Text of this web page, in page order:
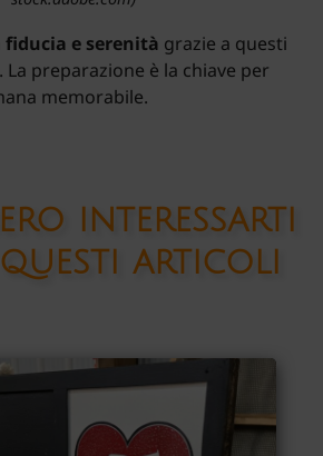
fiducia e serenità grazie a questi
La preparazione è la chiave per
memorabile.
interessarti
articoli